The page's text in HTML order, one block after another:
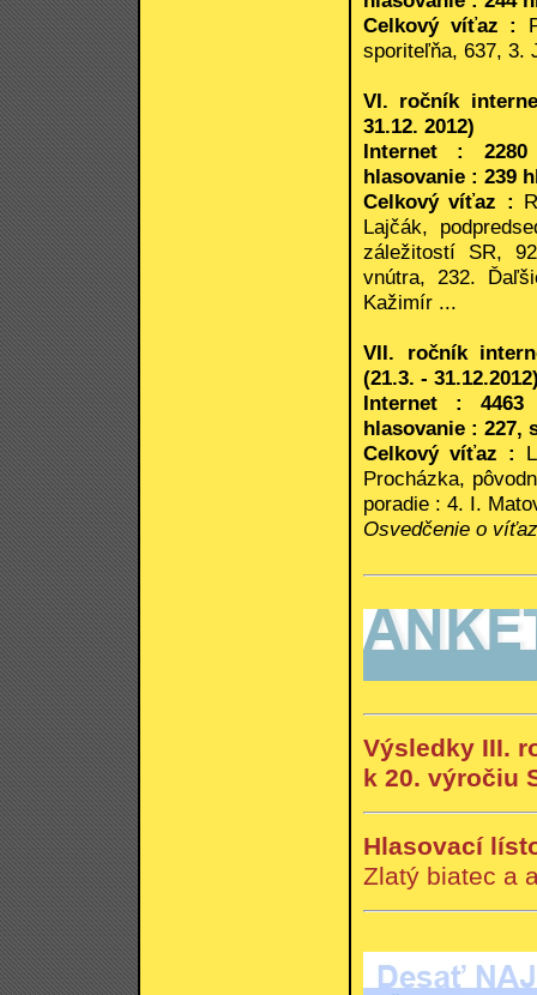
Celkový víťaz :
sporiteľňa, 637, 3.
VI. ročník
31.12. 2012)
Internet : 2280
hlasovanie : 239
Celkový víťaz :
Lajčák,
záležitostí SR,
vnútra, 232.
Kažimír ...
VII. ročník
(21.3. -
Internet : 4463
hlasovanie : 227,
Celkový víťaz :
Procházka,
poradie : 4. I.
Osvedčenie o
Výsledky III.
k 20. výročiu
Hlasovací
Zlatý biatec a